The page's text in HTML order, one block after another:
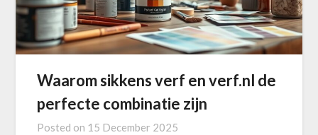
Waarom sikkens verf en verf.nl de
perfecte combinatie zijn
Posted on 15 December 2025